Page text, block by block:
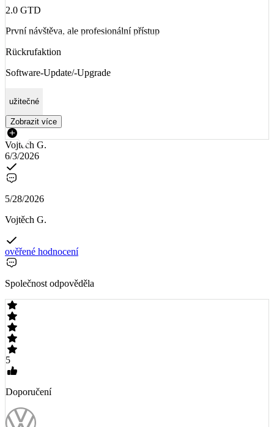
2.0 GTD
První návštěva, ale profesionální přístup
Rückrufaktion
Software-Update/-Upgrade
užitečné
Zobrazit více
Vojtěch G.
6/3/2026
5/28/2026
Vojtěch G.
ověřené hodnocení
Společnost odpověděla
5
Doporučení